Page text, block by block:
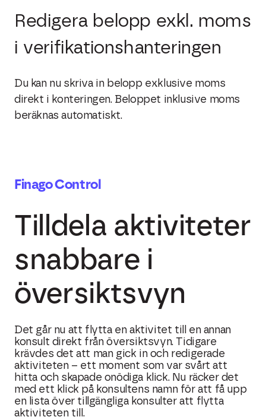
Redigera belopp exkl. moms
i verifikationshanteringen
Du kan nu skriva in belopp exklusive moms
direkt i konteringen. Beloppet inklusive moms
beräknas automatiskt.
Finago Control
Tilldela aktiviteter
snabbare i
översiktsvyn
Det går nu att flytta en aktivitet till en annan
konsult direkt från översiktsvyn. Tidigare
krävdes det att man gick in och redigerade
aktiviteten – ett moment som var svårt att
hitta och skapade onödiga klick. Nu räcker det
med ett klick på konsultens namn för att få upp
en lista över tillgängliga konsulter att flytta
aktiviteten till.